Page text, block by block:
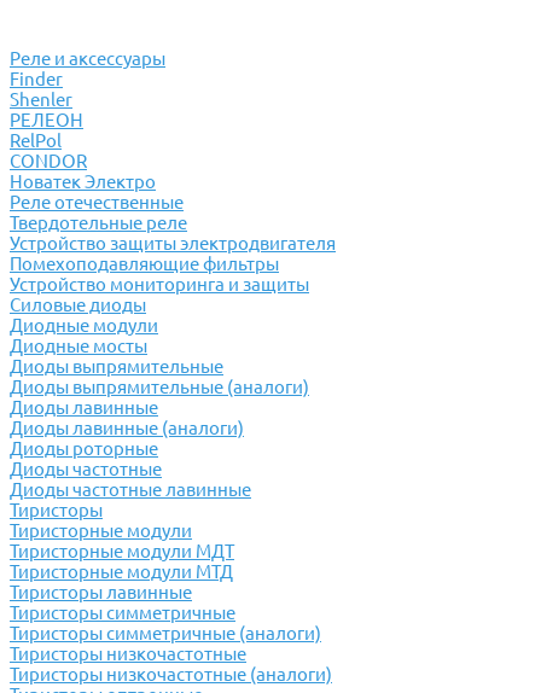
Реле и аксессуары
Finder
Shenler
РЕЛЕОН
RelPol
CONDOR
Новатек Электро
Реле отечественные
Твердотельные реле
Устройство защиты электродвигателя
Помехоподавляющие фильтры
Устройство мониторинга и защиты
Силовые диоды
Диодные модули
Диодные мосты
Диоды выпрямительные
Диоды выпрямительные (аналоги)
Диоды лавинные
Диоды лавинные (аналоги)
Диоды роторные
Диоды частотные
Диоды частотные лавинные
Тиристоры
Тиристорные модули
Тиристорные модули МДТ
Тиристорные модули МТД
Тиристоры лавинные
Тиристоры симметричные
Тиристоры симметричные (аналоги)
Тиристоры низкочастотные
Тиристоры низкочастотные (аналоги)